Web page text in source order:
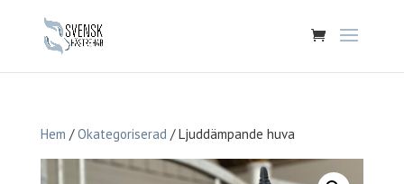
Hem /Okategoriserad / Ljuddämpande huva